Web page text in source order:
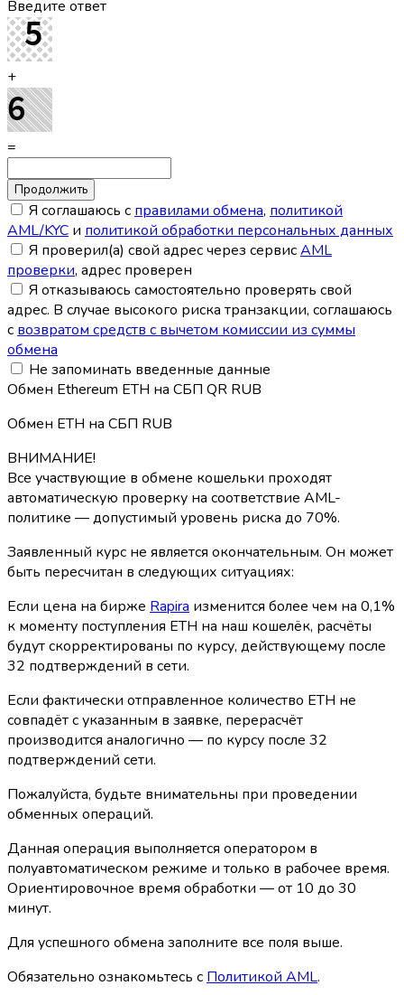
Введите ответ
+
=
Я соглашаюсь с правилами обмена, политикой
AML/KYC и политикой обработки персональных данных
Я проверил(а) свой адрес через сервисAML
проверки, адрес проверен
Я отказываюсь самостоятельно проверять свой
адрес. В случае высокого риска транзакции, соглашаюсь
с возвратом средств с вычетом комиссии из суммы
обмена
Не запоминать введенные данные
Обмен Ethereum ETH на СБП QR RUB
Обмен ETH на СБП RUB
ВНИМАНИЕ!
Все участвующие в обмене кошельки проходят
автоматическую проверку на соответствие AML-
политике — допустимый уровень риска до 70%.
Заявленный курс не является окончательным. Он может
быть пересчитан в следующих ситуациях:
Если цена на бирже Rapira изменится более чем на 0,1%
к моменту поступления ETH на наш кошелёк, расчёты
будут скорректированы по курсу, действующему после
32 подтверждений в сети.
Если фактически отправленное количество ETH не
совпадёт с указанным в заявке, перерасчёт
производится аналогично — по курсу после 32
подтверждений сети.
Пожалуйста, будьте внимательны при проведении
обменных операций.
Данная операция выполняется оператором в
полуавтоматическом режиме и только в рабочее время.
Ориентировочное время обработки — от 10 до 30
минут.
Для успешного обмена заполните все поля выше.
Обязательно ознакомьтесь с Политикой AML.